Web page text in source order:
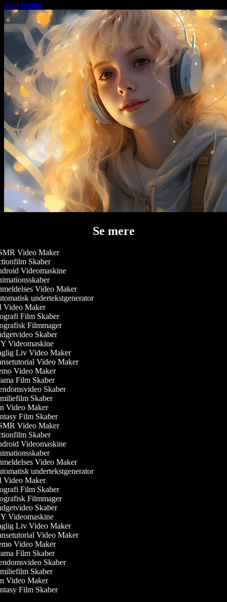
Start Studio
Se mere
Video Maker
Skaber
Videomaskine
Video Maker
undertekstgenerator
Maker
Film Skaber
Filmmager
Skaber
Videomaskine
Liv Video Maker
Video Maker
Video Maker
Film Skaber
Skaber
Skaber
Video Maker
Film Skaber
Video Maker
Skaber
Videomaskine
Video Maker
undertekstgenerator
Maker
Film Skaber
Filmmager
Skaber
Videomaskine
Liv Video Maker
Video Maker
Video Maker
Film Skaber
Skaber
Skaber
Video Maker
Film Skaber